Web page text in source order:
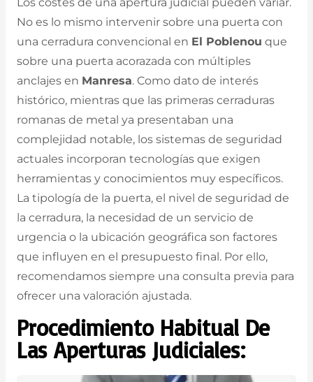
No es lo mismo intervenir sobre una puerta con
una cerradura convencional en El Poblenou que
sobre una puerta acorazada con múltiples
anclajes en Manresa. Como dato de interés
histórico, mientras que las primeras cerraduras
romanas de metal ya presentaban una
complejidad notable, los sistemas de seguridad
actuales incorporan tecnologías que exigen
herramientas y conocimientos muy específicos.
La tipología de la puerta, el nivel de seguridad de
la cerradura, la necesidad de un servicio de
urgencia o la ubicación geográfica son factores
que influyen en el presupuesto final. Por ello,
recomendamos siempre una consulta previa para
ofrecer una valoración ajustada.
Procedimiento Habitual De
Las Aperturas Judiciales: